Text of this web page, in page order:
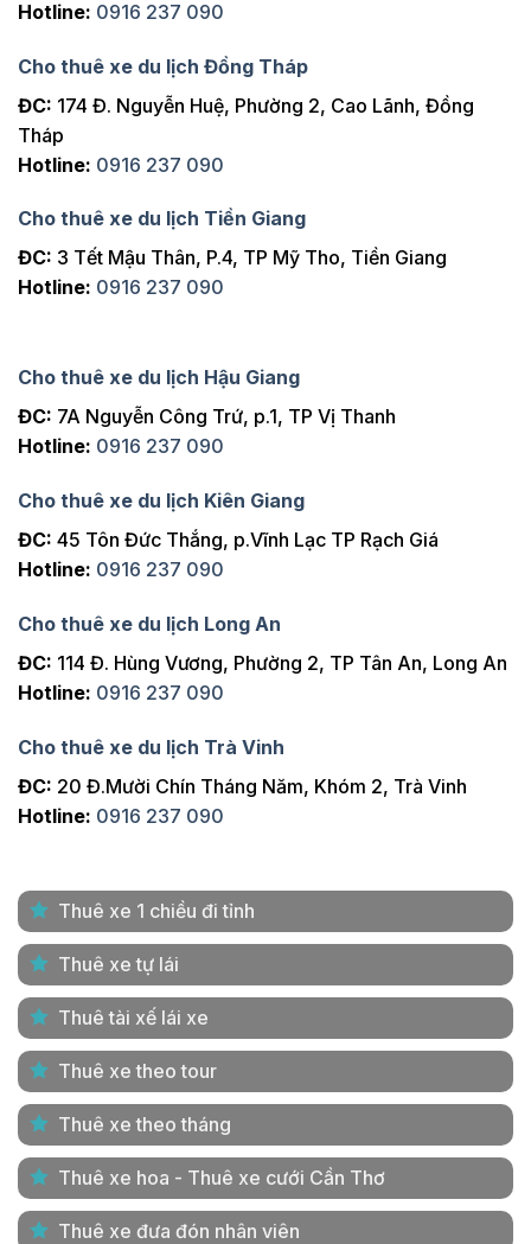
Hotline: 0916 237 090
Cho thuê xe du lịch Đồng Tháp
ĐC: 174 Đ. Nguyễn Huệ, Phường 2, Cao Lãnh, Đồng
Tháp
Hotline: 0916 237 090
Cho thuê xe du lịch Tiền Giang
ĐC: 3 Tết Mậu Thân, P.4, TP Mỹ Tho, Tiền Giang
Hotline: 0916 237 090
Cho thuê xe du lịch Hậu Giang
ĐC: 7A Nguyễn Công Trứ, p.1, TP Vị Thanh
Hotline: 0916 237 090
Cho thuê xe du lịch Kiên Giang
ĐC: 45 Tôn Đức Thắng, p.Vĩnh Lạc TP Rạch Giá
Hotline: 0916 237 090
Cho thuê xe du lịch Long An
ĐC: 114 Đ. Hùng Vương, Phường 2, TP Tân An, Long An
Hotline: 0916 237 090
Cho thuê xe du lịch Trà Vinh
ĐC: 20 Đ.Mười Chín Tháng Năm, Khóm 2, Trà Vinh
Hotline: 0916 237 090
Thuê xe 1 chiều đi tỉnh
Thuê xe tự lái
Thuê tài xế lái xe
Thuê xe theo tour
Thuê xe theo tháng
Thuê xe hoa - Thuê xe cưới Cần Thơ
Thuê xe đưa đón nhân viên